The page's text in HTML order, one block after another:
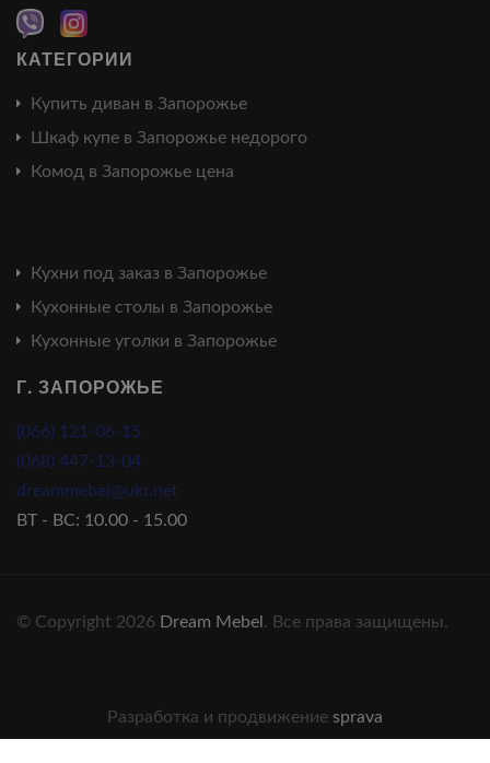
КАТЕГОРИИ
Купить диван в Запорожье
Шкаф купе в Запорожье недорого
Комод в Запорожье цена
Кухни под заказ в Запорожье
Кухонные столы в Запорожье
Кухонные уголки в Запорожье
Г. ЗАПОРОЖЬЕ
(066) 121-06-15
(068) 447-13-04
dreammebel@ukr.net
ВТ - ВС: 10.00 - 15.00
© Copyright 2026 Dream Mebel. Все права защищены.
Разработка и продвижение sprava